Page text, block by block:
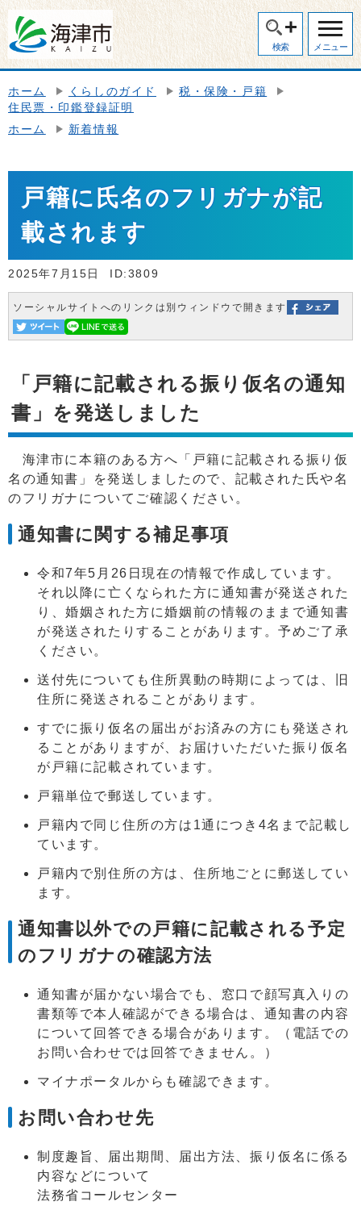
検索 メニュー
ホーム くらしのガイド
税・保険・戸籍
住民票・印鑑登録証明
ホーム
新着情報
戸籍に氏名のフリガナが記
載されます
2025年7月15日 ID:3809
ソーシャルサイトへのリンクは別ウィンドウで開きます
「戸籍に記載される振り仮名の通知
書」を発送しました
海津市に本籍のある方へ「戸籍に記載される振り仮
名の通知書」を発送しましたので、記載された氏や名
のフリガナについてご確認ください。
通知書に関する補足事項
令和7年5月26日現在の情報で作成しています。
それ以降に亡くなられた方に通知書が発送された
り、婚姻された方に婚姻前の情報のままで通知書
が発送されたりすることがあります。予めご了承
ください。
送付先についても住所異動の時期によっては、旧
住所に発送されることがあります。
すでに振り仮名の届出がお済みの方にも発送され
ることがありますが、お届けいただいた振り仮名
が戸籍に記載されています。
戸籍単位で郵送しています。
戸籍内で同じ住所の方は1通につき4名まで記載し
ています。
戸籍内で別住所の方は、住所地ごとに郵送してい
ます。
通知書以外での戸籍に記載される予定
のフリガナの確認方法
通知書が届かない場合でも、窓口で顔写真入りの
書類等で本人確認ができる場合は、通知書の内容
について回答できる場合があります。（電話での
お問い合わせでは回答できません。）
マイナポータルからも確認できます。
お問い合わせ先
制度趣旨、届出期間、届出方法、振り仮名に係る
内容などについて
法務省コールセンター